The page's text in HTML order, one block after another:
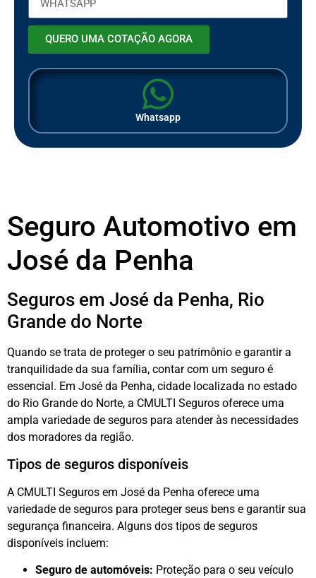
QUERO UMA COTAÇÃO AGORA
Whatsapp
Seguro Automotivo em
José da Penha
Seguros em José da Penha, Rio
Grande do Norte
Quando se trata de proteger o seu patrimônio e garantir a
tranquilidade da sua família, contar com um seguro é
essencial. Em José da Penha, cidade localizada no estado
do Rio Grande do Norte, a CMULTI Seguros oferece uma
ampla variedade de seguros para atender às necessidades
dos moradores da região.
Tipos de seguros disponíveis
A CMULTI Seguros em José da Penha oferece uma
variedade de seguros para proteger seus bens e garantir sua
segurança financeira. Alguns dos tipos de seguros
disponíveis incluem:
Seguro de automóveis: Proteção para o seu veículo